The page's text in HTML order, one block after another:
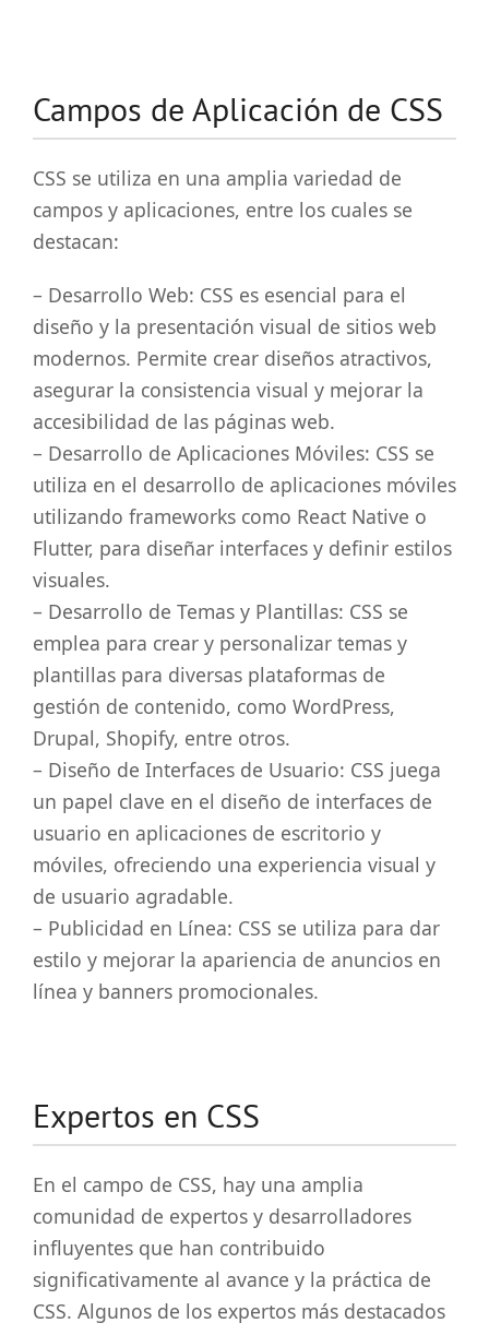
Campos de Aplicación de CSS
CSS se utiliza en una amplia variedad de
campos y aplicaciones, entre los cuales se
destacan:
– Desarrollo Web: CSS es esencial para el
diseño y la presentación visual de sitios web
modernos. Permite crear diseños atractivos,
asegurar la consistencia visual y mejorar la
accesibilidad de las páginas web.
– Desarrollo de Aplicaciones Móviles: CSS se
utiliza en el desarrollo de aplicaciones móviles
utilizando frameworks como React Native o
Flutter, para diseñar interfaces y definir estilos
visuales.
– Desarrollo de Temas y Plantillas: CSS se
emplea para crear y personalizar temas y
plantillas para diversas plataformas de
gestión de contenido, como WordPress,
Drupal, Shopify, entre otros.
– Diseño de Interfaces de Usuario: CSS juega
un papel clave en el diseño de interfaces de
usuario en aplicaciones de escritorio y
móviles, ofreciendo una experiencia visual y
de usuario agradable.
– Publicidad en Línea: CSS se utiliza para dar
estilo y mejorar la apariencia de anuncios en
línea y banners promocionales.
Expertos en CSS
En el campo de CSS, hay una amplia
comunidad de expertos y desarrolladores
influyentes que han contribuido
significativamente al avance y la práctica de
CSS. Algunos de los expertos más destacados